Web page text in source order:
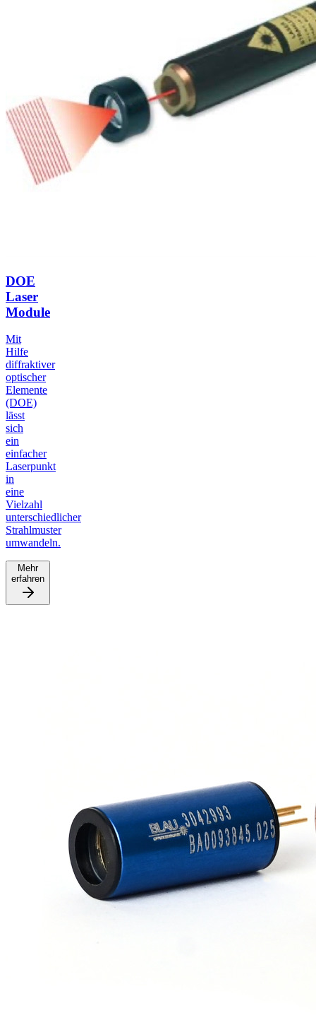
DOE
Laser
Module
Mit
Hilfe
diffraktiver
optischer
Elemente
(DOE)
lässt
sich
ein
einfacher
Laserpunkt
in
eine
Vielzahl
unterschiedlicher
Strahlmuster
umwandeln.
Mehr
erfahren